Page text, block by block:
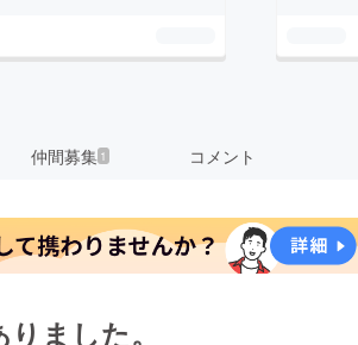
仲間募集 1 コメント
ました。